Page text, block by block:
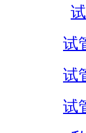
试
试
试